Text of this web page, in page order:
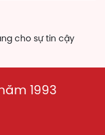
cho sự tin cậy
1993